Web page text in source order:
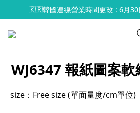
🇰🇷韓國連線營業時間更改 : 6月30
WJ6347 報紙圖案
size：Free size (單面量度/cm單位)